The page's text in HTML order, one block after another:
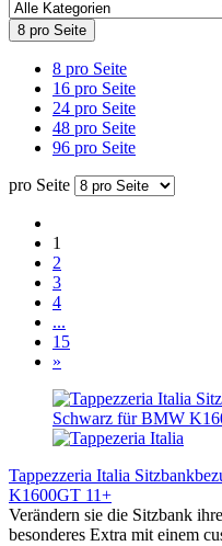
8 pro Seite
8 pro Seite
16 pro Seite
24 pro Seite
48 pro Seite
96 pro Seite
pro Seite
1
2
3
4
...
15
»
Tappezzeria Italia
K1600GT 11+
Verändern sie die Sitzbank
besonderes Extra mit einem